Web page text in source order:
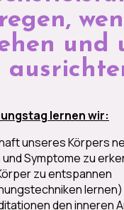
und
lernen wir:
unseres Körpers
Symptome zu
zu entspannen
lernen)
den inneren